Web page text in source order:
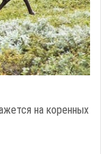
на коренных